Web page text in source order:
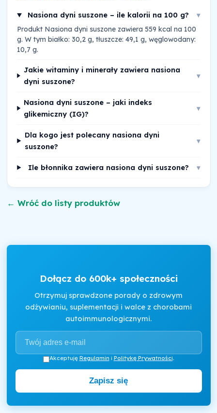
Nasiona dyni suszone – ile kalorii na 100 g? ▾
Produkt Nasiona dyni suszone zawiera 559 kcal na 100
g. W tym białko: 30,2 g, tłuszcze: 49,1 g, węglowodany:
10,7 g.
Jakie witaminy i minerały zawiera nasiona
dyni suszone?
▾
Nasiona dyni suszone – jaki indeks
glikemiczny (IG)?
▾
Dla kogo jest polecany nasiona dyni
suszone?
▾
Ile błonnika zawiera nasiona dyni suszone? ▾
← Wróć do listy produktów
Dołącz do 600k+ społeczności
Otrzymuj sprawdzone porady o zdrowym
odżywianiu, suplementacji i walce z chorobami
autoimmunologicznymi.
Akceptuję Regulamin i Politykę Prywatności.
Zapisz się